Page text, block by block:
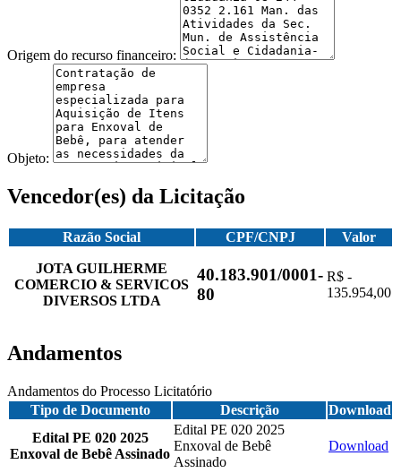
Origem do recurso financeiro:
Objeto:
Vencedor(es) da Licitação
Razão Social CPF/CNPJ Valor
JOTA GUILHERME
COMERCIO & SERVICOS
DIVERSOS LTDA
40.183.901/0001-
80
R$ -
135.954,00
Andamentos
Andamentos do Processo Licitatório
Tipo de Documento
Descrição
Download
Edital PE 020 2025
Enxoval de Bebê Assinado
Edital PE 020 2025
Enxoval de Bebê
Assinado
Download